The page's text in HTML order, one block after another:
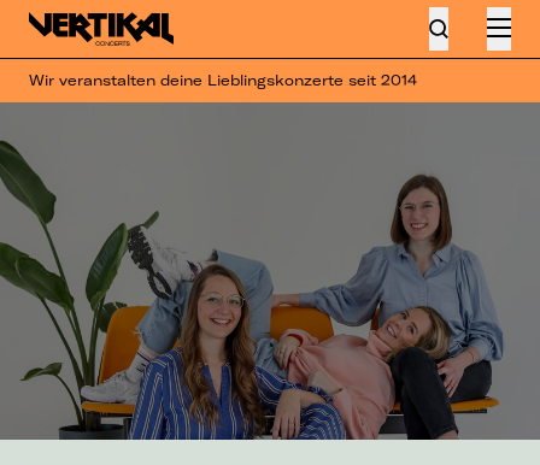
Wir veranstalten deine Lieblingskonzerte seit 2014